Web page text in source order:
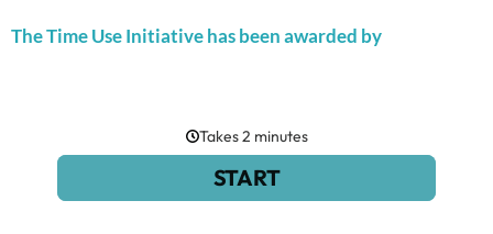
The Time Use Initiative has been awarded by